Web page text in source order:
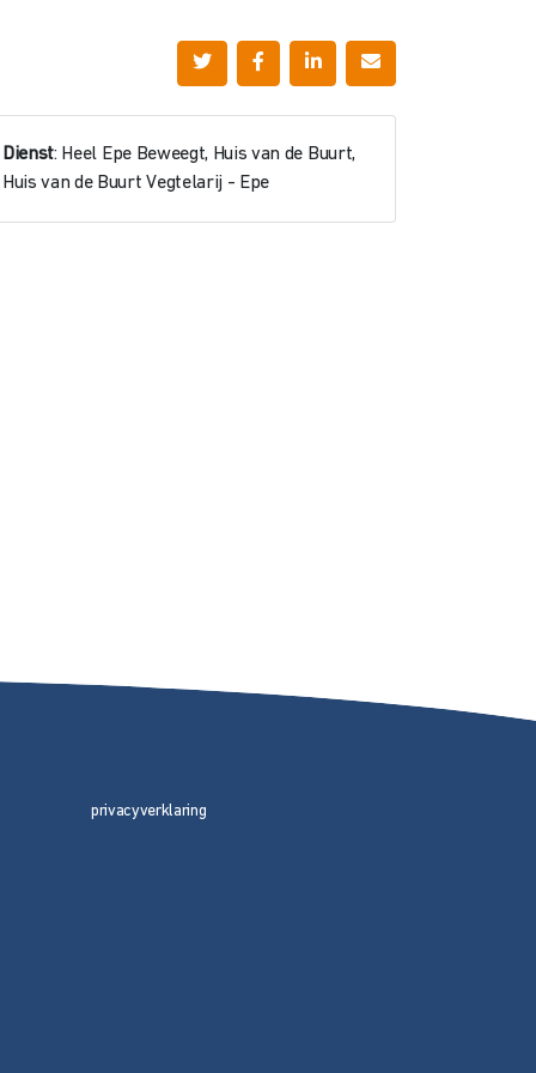
Dienst: Heel Epe Beweegt, Huis van de Buurt,
Huis van de Buurt Vegtelarij - Epe
privacyverklaring